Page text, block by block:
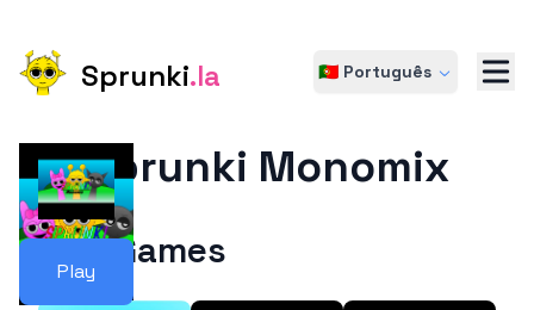
Sprunki.la 🇵🇹 Português
Play
Sprunki Monomix
More Games